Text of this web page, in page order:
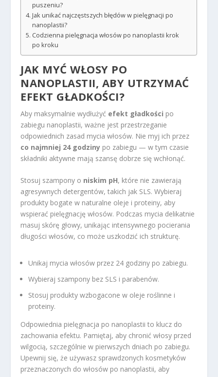
puszeniu?
Jak unikać najczęstszych błędów w pielęgnacji po
nanoplastii?
Codzienna pielęgnacja włosów po nanoplastii krok
po kroku
JAK MYĆ WŁOSY PO
NANOPLASTII, ABY UTRZYMAĆ
EFEKT GŁADKOŚCI?
Aby maksymalnie wydłużyć efekt gładkości po
zabiegu nanoplastii, ważne jest przestrzeganie
odpowiednich zasad mycia włosów. Nie myj ich przez
co najmniej 24 godziny po zabiegu — w tym czasie
składniki aktywne mają szansę dobrze się wchłonąć.
Stosuj szampony o niskim pH, które nie zawierają
agresywnych detergentów, takich jak SLS. Wybieraj
produkty bogate w naturalne oleje i proteiny, aby
wspierać pielęgnację włosów. Podczas mycia delikatnie
masuj skórę głowy, unikając intensywnego pocierania
długości włosów, co może uszkodzić ich strukturę.
Unikaj mycia włosów przez 24 godziny po zabiegu.
Wybieraj szampony bez SLS i parabenów.
Stosuj produkty wzbogacone w oleje roślinne i
proteiny.
Odpowiednia pielęgnacja po nanoplastii to klucz do
zachowania efektu. Pamiętaj, aby chronić włosy przed
wilgocią, szczególnie w pierwszych dniach po zabiegu.
Upewnij się, że używasz sprawdzonych kosmetyków
przeznaczonych do włosów po nanoplastii, aby